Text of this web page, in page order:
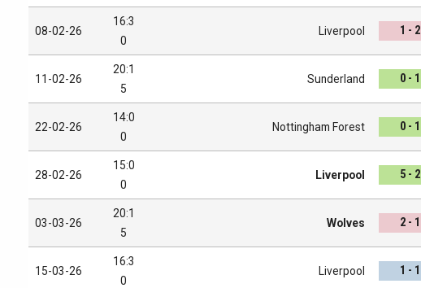
08-02-26
16:3
0
Liverpool 1 - 2
11-02-26
20:1
5
Sunderland 0 - 1
22-02-26
14:0
0
Nottingham Forest 0 - 1
28-02-26
15:0
0
Liverpool 5 - 2
03-03-26
20:1
5
Wolves 2 - 1
15-03-26
16:3
0
Liverpool 1 - 1